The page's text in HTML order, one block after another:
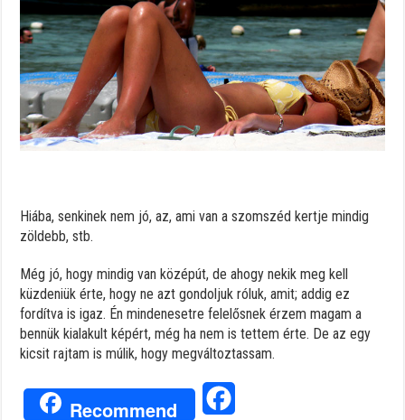
Hiába, senkinek nem jó, az, ami van a szomszéd kertje mindig
zöldebb, stb.
Még jó, hogy mindig van középút, de ahogy nekik meg kell
küzdeniük érte, hogy ne azt gondoljuk róluk, amit; addig ez
fordítva is igaz. Én mindenesetre felelősnek érzem magam a
bennük kialakult képért, még ha nem is tettem érte. De az egy
kicsit rajtam is múlik, hogy megváltoztassam.
Recommend